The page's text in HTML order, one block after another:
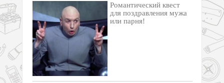
Романтический квест
для поздравления мужа
или парня!